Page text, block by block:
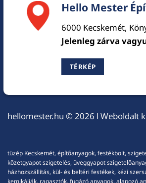
Hello Mester
6000 Kecskemét,
Jelenleg zárva
TÉRKÉP
hellomester.hu © 2026 l Weboldalt
tüzép Kecskemét, építőanyagok, festékbolt,
kőzetgyapot szigetelés, üveggyapot
házhozszállítás, kül- és beltéri festékek, kézi
kemikáliák, ragasztók, fugázó anyagok, alapozó